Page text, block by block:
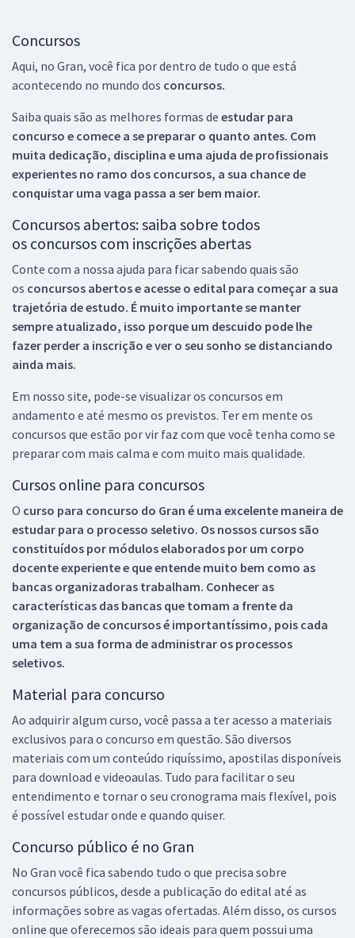
Concursos
Aqui, no Gran, você fica por dentro de tudo o que está
acontecendo no mundo dos concursos.
Saiba quais são as melhores formas de estudar para
concurso e comece a se preparar o quanto antes. Com
muita dedicação, disciplina e uma ajuda de profissionais
experientes no ramo dos concursos, a sua chance de
conquistar uma vaga passa a ser bem maior.
Concursos abertos: saiba sobre todos
os concursos com inscrições abertas
Conte com a nossa ajuda para ficar sabendo quais são
os concursos abertos e acesse o edital para começar a sua
trajetória de estudo. É muito importante se manter
sempre atualizado, isso porque um descuido pode lhe
fazer perder a inscrição e ver o seu sonho se distanciando
ainda mais.
Em nosso site, pode-se visualizar os concursos em
andamento e até mesmo os previstos. Ter em mente os
concursos que estão por vir faz com que você tenha como se
preparar com mais calma e com muito mais qualidade.
Cursos online para concursos
O curso para concurso do Gran é uma excelente maneira de
estudar para o processo seletivo. Os nossos cursos são
constituídos por módulos elaborados por um corpo
docente experiente e que entende muito bem como as
bancas organizadoras trabalham. Conhecer as
características das bancas que tomam a frente da
organização de concursos é importantíssimo, pois cada
uma tem a sua forma de administrar os processos
seletivos.
Material para concurso
Ao adquirir algum curso, você passa a ter acesso a materiais
exclusivos para o concurso em questão. São diversos
materiais com um conteúdo riquíssimo, apostilas disponíveis
para download e videoaulas. Tudo para facilitar o seu
entendimento e tornar o seu cronograma mais flexível, pois
é possível estudar onde e quando quiser.
Concurso público é no Gran
No Gran você fica sabendo tudo o que precisa sobre
concursos públicos, desde a publicação do edital até as
informações sobre as vagas ofertadas. Além disso, os cursos
online que oferecemos são ideais para quem possui uma